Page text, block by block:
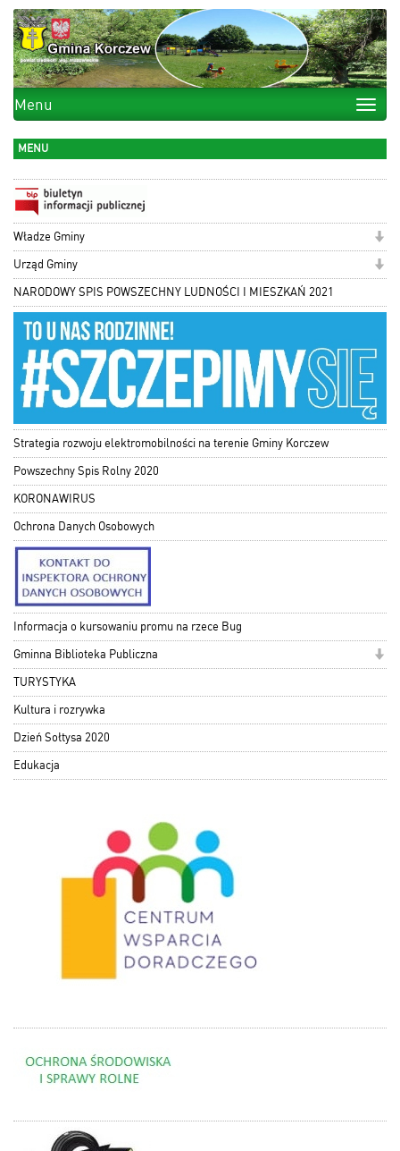
Toggle
Menu
MENU
Władze Gminy
Urząd Gminy
NARODOWY SPIS POWSZECHNY LUDNOŚCI I MIESZKAŃ 2021
Strategia rozwoju elektromobilności na terenie Gminy Korczew
Powszechny Spis Rolny 2020
KORONAWIRUS
Ochrona Danych Osobowych
Informacja o kursowaniu promu na rzece Bug
Gminna Biblioteka Publiczna
TURYSTYKA
Kultura i rozrywka
Dzień Sołtysa 2020
Edukacja